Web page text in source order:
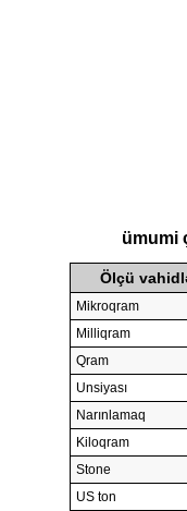
ümumi
Ölçü
Mikroqram
Milliqram
Qram
Unsiyası
Narınlamaq
Kiloqram
Stone
US ton